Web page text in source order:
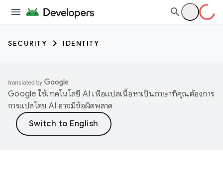
SECURITY IDENTITY
Google ใช้เทคโนโลยี AI เพื่อแปลเนื้อหาเป็นภาษาที่คุณต้องการ
การแปลโดย AI อาจมีข้อผิดพลาด